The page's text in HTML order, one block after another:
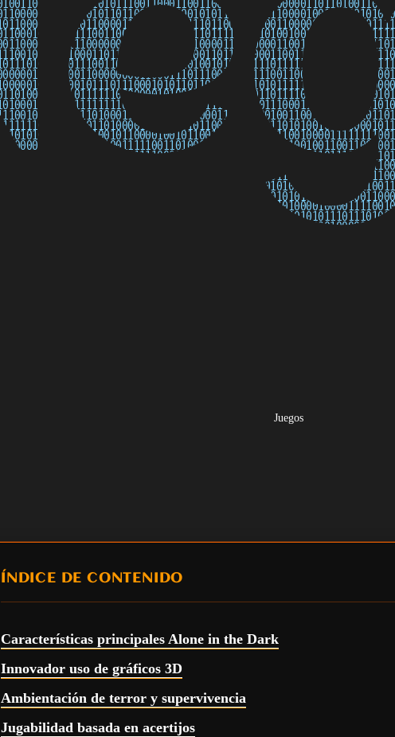
Juegos
ÍNDICE DE CONTENIDO
Características principales Alone in the Dark
Innovador uso de gráficos 3D
Ambientación de terror y supervivencia
Jugabilidad basada en acertijos